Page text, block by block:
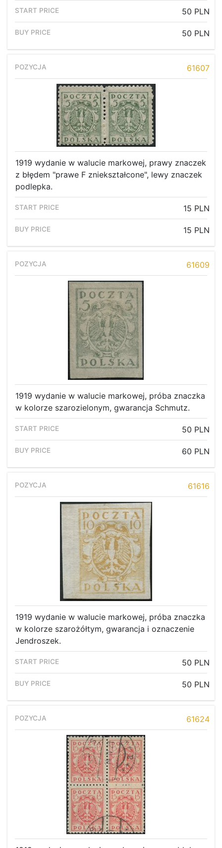
50 PLN
50 PLN
61607
1919 wydanie w walucie markowej, prawy znaczek
z błędem "prawe F zniekształcone", lewy znaczek
podlepka.
15 PLN
15 PLN
61609
1919 wydanie w walucie markowej, próba znaczka
w kolorze szarozielonym, gwarancja Schmutz.
50 PLN
60 PLN
61616
1919 wydanie w walucie markowej, próba znaczka
w kolorze szarożółtym, gwarancja i oznaczenie
Jendroszek.
50 PLN
50 PLN
61624